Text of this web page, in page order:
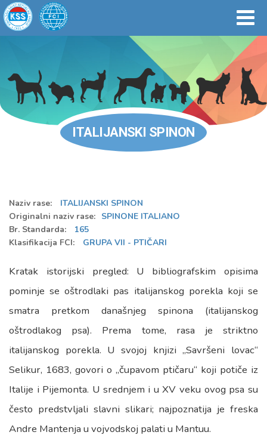
ITALIJANSKI SPINON
Naziv rase:
ITALIJANSKI SPINON
Originalni naziv rase: SPINONE ITALIANO
Br. Standarda:
165
Klasifikacija FCI:
GRUPA VII - PTIČARI
Kratak istorijski pregled: U bibliografskim opisima
pominje se oštrodlaki pas italijanskog porekla koji se
smatra pretkom današnjeg spinona (italijanskog
oštrodlakog psa). Prema tome, rasa je striktno
italijanskog porekla. U svojoj knjizi „Savršeni lovac“
Selikur, 1683, govori o „čupavom ptičaru“ koji potiče iz
Italije i Pijemonta. U srednjem i u XV veku ovog psa su
često predstvljali slavni slikari; najpoznatija je freska
Andre Mantenja u vojvodskoj palati u Mantuu.